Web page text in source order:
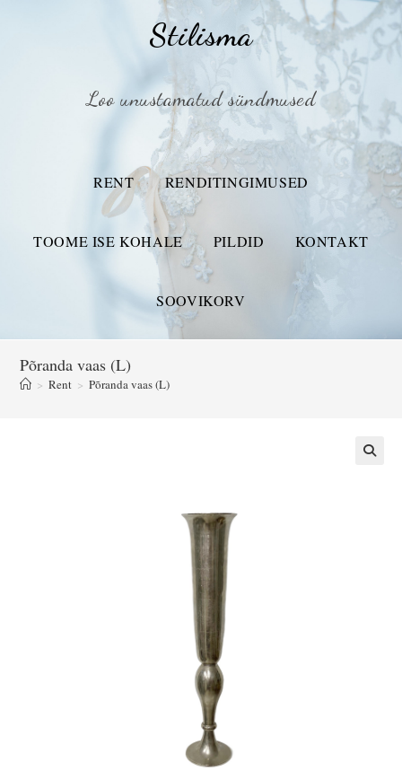
Stilisma
Loo unustamatud sündmused
RENT RENDITINGIMUSED
TOOME ISE KOHALE PILDID KONTAKT
SOOVIKORV
Põranda vaas (L)
> Rent > Põranda vaas (L)